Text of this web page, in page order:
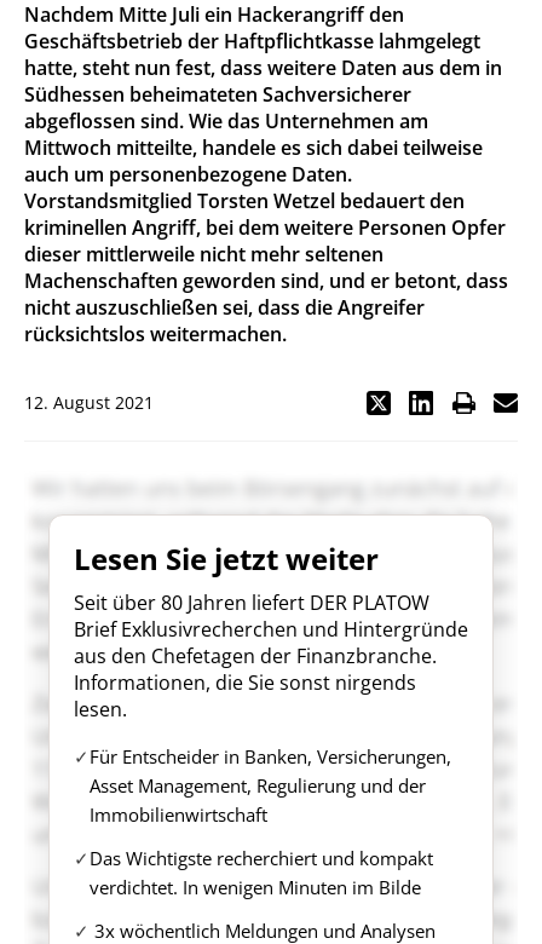
Nachdem Mitte Juli ein Hackerangriff den
Geschäftsbetrieb der Haftpflichtkasse lahmgelegt
hatte, steht nun fest, dass weitere Daten aus dem in
Südhessen beheimateten Sachversicherer
abgeflossen sind. Wie das Unternehmen am
Mittwoch mitteilte, handele es sich dabei teilweise
auch um personenbezogene Daten.
Vorstandsmitglied Torsten Wetzel bedauert den
kriminellen Angriff, bei dem weitere Personen Opfer
dieser mittlerweile nicht mehr seltenen
Machenschaften geworden sind, und er betont, dass
nicht auszuschließen sei, dass die Angreifer
rücksichtslos weitermachen.
12. August 2021
Lesen Sie jetzt weiter
Seit über 80 Jahren liefert DER PLATOW
Brief Exklusivrecherchen und Hintergründe
aus den Chefetagen der Finanzbranche.
Informationen, die Sie sonst nirgends
lesen.
Für Entscheider in Banken, Versicherungen,
Asset Management, Regulierung und der
Immobilienwirtschaft
Das Wichtigste recherchiert und kompakt
verdichtet. In wenigen Minuten im Bilde
3x wöchentlich Meldungen und Analysen